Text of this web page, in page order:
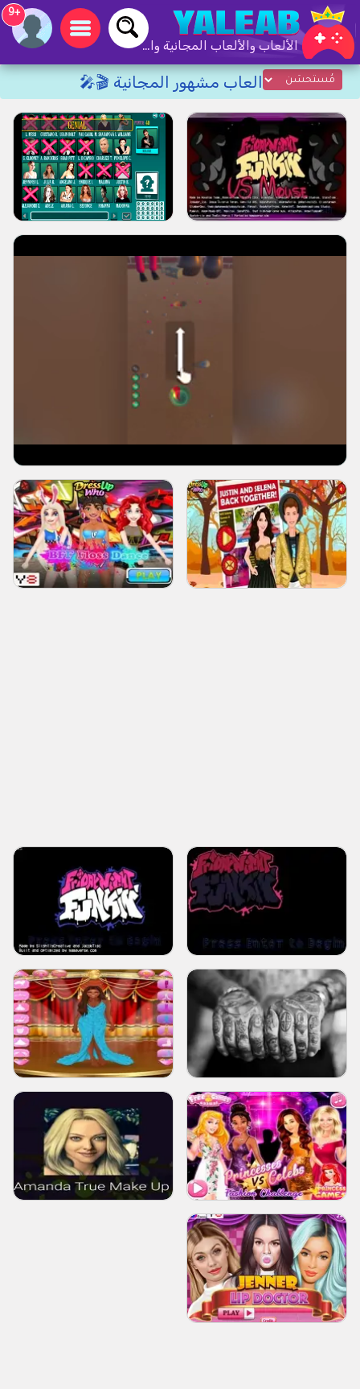
الألعاب والألعاب المجانية والألعاب عبر الإنترنت
+9
العاب مشهور المجانية 🎬🎤